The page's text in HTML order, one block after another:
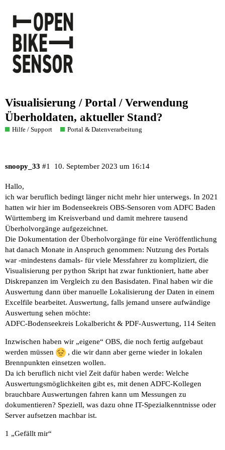
Visualisierung / Portal / Verwendung
Überholdaten, aktueller Stand?
Hilfe / Support Portal & Datenverarbeitung
snoopy_33 10. September 2023 um 16:14
#1
Hallo,
ich war beruflich bedingt länger nicht mehr hier unterwegs. In 2021
hatten wir hier im Bodenseekreis OBS-Sensoren vom ADFC Baden
Württemberg im Kreisverband und damit mehrere tausend
Überholvorgänge aufgezeichnet.
Die Dokumentation der Überholvorgänge für eine Veröffentlichung
hat danach Monate in Anspruch genommen: Nutzung des Portals
war -mindestens damals- für viele Messfahrer zu kompliziert, die
Visualisierung per python Skript hat zwar funktioniert, hatte aber
Diskrepanzen im Vergleich zu den Basisdaten. Final haben wir die
Auswertung dann über manuelle Lokalisierung der Daten in einem
Excelfile bearbeitet. Auswertung, falls jemand unsere aufwändige
Auswertung sehen möchte:
ADFC-Bodenseekreis Lokalbericht & PDF-Auswertung, 114 Seiten
Inzwischen haben wir „eigene“ OBS, die noch fertig aufgebaut
werden müssen
, die wir dann aber gerne wieder in lokalen
Brennpunkten einsetzen wollen.
Da ich beruflich nicht viel Zeit dafür haben werde: Welche
Auswertungsmöglichkeiten gibt es, mit denen ADFC-Kollegen
brauchbare Auswertungen fahren kann um Messungen zu
dokumentieren? Speziell, was dazu ohne IT-Spezialkenntnisse oder
Server aufsetzen machbar ist.
1 „Gefällt mir“